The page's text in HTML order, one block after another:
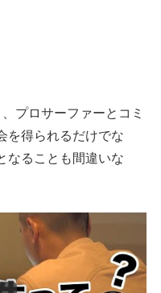
プロサーファーとコミ
を得られるだけでな
なることも間違いな